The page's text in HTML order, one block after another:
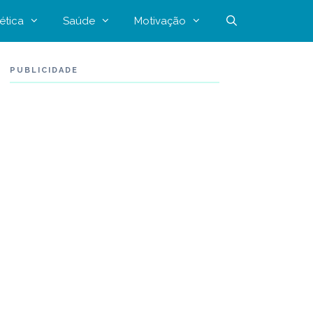
Saúde Motivação
PUBLICIDADE